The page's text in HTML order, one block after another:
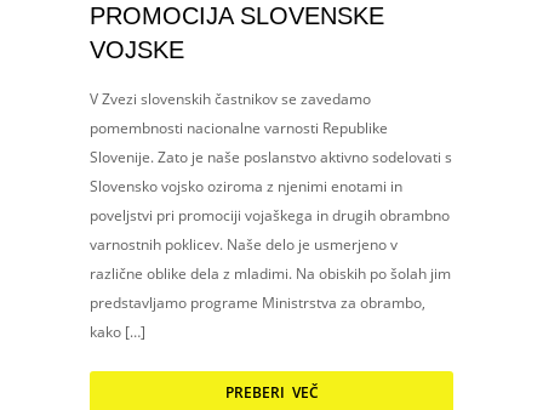
PROMOCIJA SLOVENSKE
VOJSKE
V Zvezi slovenskih častnikov se zavedamo
pomembnosti nacionalne varnosti Republike
Slovenije. Zato je naše poslanstvo aktivno sodelovati s
Slovensko vojsko oziroma z njenimi enotami in
poveljstvi pri promociji vojaškega in drugih obrambno
varnostnih poklicev. Naše delo je usmerjeno v
različne oblike dela z mladimi. Na obiskih po šolah jim
predstavljamo programe Ministrstva za obrambo,
kako […]
PREBERI VEČ